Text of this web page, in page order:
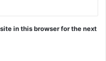
in this browser for the next